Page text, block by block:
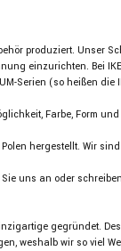
produziert. Unser
einzurichten. Bei
Serien (so heißen
Farbe, Form
hergestellt. Wir
uns an oder
gegründet.
weshalb wir so viel